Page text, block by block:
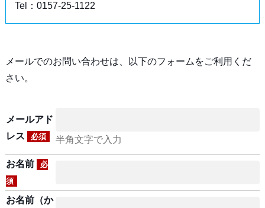
Tel：0157-25-1122
メールでのお問い合わせは、以下のフォームをご利用くだ
さい。
メールアド
レス
必須 半角文字で入力
お名前
必
須
お名前（か